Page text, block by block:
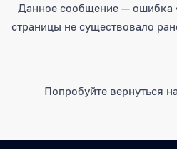
Данное сообщение — ошибка
страницы не существовало
Попробуйте вернуться на